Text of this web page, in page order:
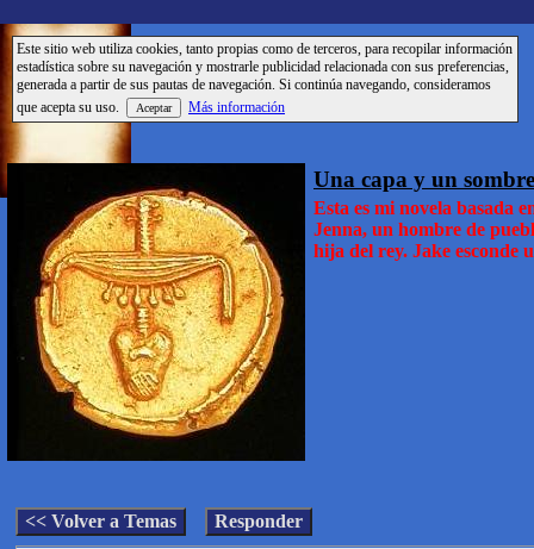
Este sitio web utiliza cookies, tanto propias como de terceros, para recopilar información
estadística sobre su navegación y mostrarle publicidad relacionada con sus preferencias,
generada a partir de sus pautas de navegación. Si continúa navegando, consideramos
que acepta su uso.
Más información
Una capa y un
Esta es mi novela basada
Jenna, un hombre de
hija del rey. Jake esconde